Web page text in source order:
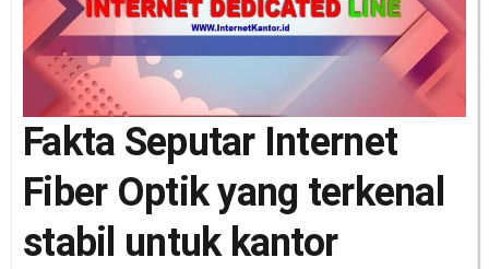
Fakta Seputar Internet
Fiber Optik yang terkenal
stabil untuk kantor